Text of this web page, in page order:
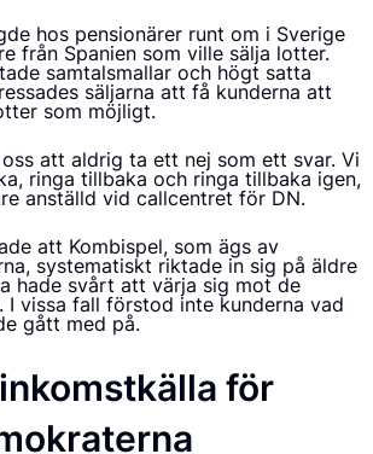
hos pensionärer runt om i Sverige
från Spanien som ville sälja lotter.
samtalsmallar och högt satta
säljarna att få kunderna att
som möjligt.
att aldrig ta ett nej som ett svar. Vi
ringa tillbaka och ringa tillbaka igen,
anställd vid callcentret för DN.
att Kombispel, som ägs av
systematiskt riktade in sig på äldre
hade svårt att värja sig mot de
I vissa fall förstod inte kunderna vad
gått med på.
för